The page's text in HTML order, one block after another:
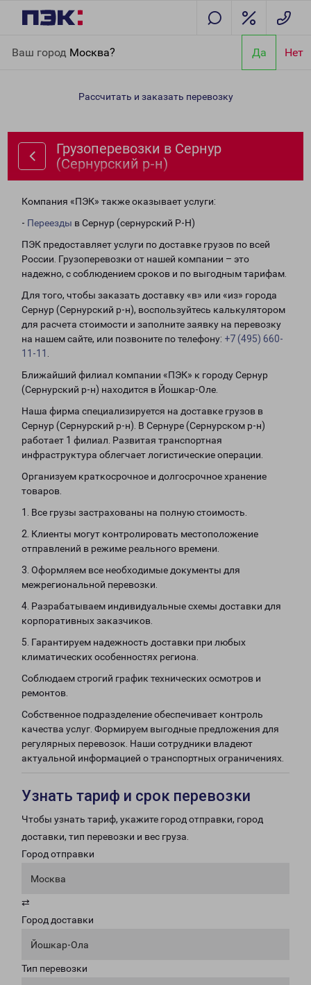
Ваш город Москва? Да Нет
р-н)
Рассчитать и заказать перевозку
Грузоперевозки в Сернур
(Сернурский р-н)
Компания «ПЭК» также оказывает услуги:
- Переезды в Сернур (сернурский Р-Н)
ПЭК предоставляет услуги по доставке грузов по всей
России. Грузоперевозки от нашей компании – это
надежно, с соблюдением сроков и по выгодным тарифам.
Для того, чтобы заказать доставку «в» или «из» города
Сернур (Сернурский р-н), воспользуйтесь калькулятором
для расчета стоимости и заполните заявку на перевозку
на нашем сайте, или позвоните по телефону: +7 (495) 660-
11-11
Ближайший филиал компании «ПЭК» к городу Сернур
(Сернурский р-н) находится в Йошкар-Оле.
Наша фирма специализируется на доставке грузов в
Сернур (Сернурский р-н). В Сернуре (Сернурском р-н)
работает 1 филиал. Развитая транспортная
инфраструктура облегчает логистические операции.
Организуем краткосрочное и долгосрочное хранение
товаров.
1. Все грузы застрахованы на полную стоимость.
2. Клиенты могут контролировать местоположение
отправлений в режиме реального времени.
3. Оформляем все необходимые документы для
межрегиональной перевозки.
4. Разрабатываем индивидуальные схемы доставки для
корпоративных заказчиков.
5. Гарантируем надежность доставки при любых
климатических особенностях региона.
Соблюдаем строгий график технических осмотров и
ремонтов.
Собственное подразделение обеспечивает контроль
качества услуг. Формируем выгодные предложения для
регулярных перевозок. Наши сотрудники владеют
актуальной информацией о транспортных ограничениях.
Узнать тариф и срок перевозки
Чтобы узнать тариф, укажите город отправки, город
доставки, тип перевозки и вес груза.
Город отправки
Москва
⇄
Город доставки
Йошкар-Ола
Тип перевозки